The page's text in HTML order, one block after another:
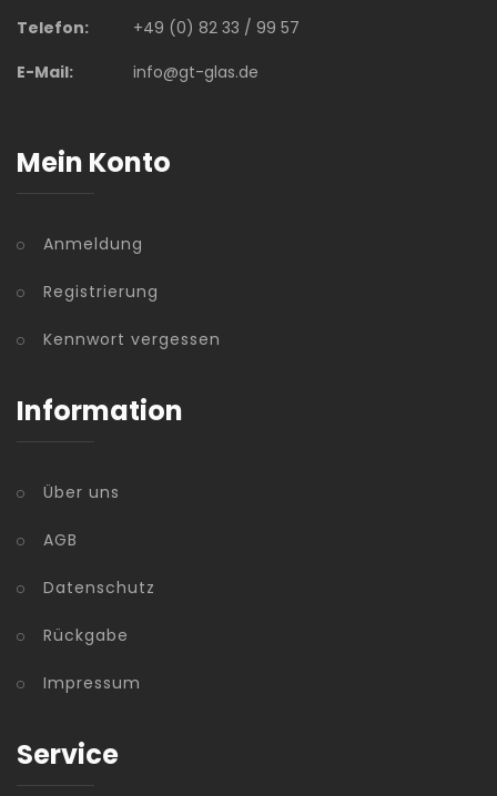
Telefon:
+49 (0) 82 33 / 99 57
E-Mail:
info@gt-glas.de
Mein Konto
Anmeldung
Registrierung
Kennwort vergessen
Information
Über uns
AGB
Datenschutz
Rückgabe
Impressum
Service